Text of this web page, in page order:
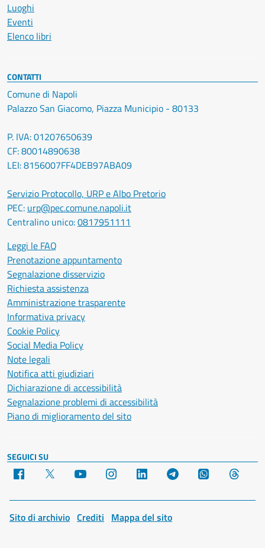
Luoghi
Eventi
Elenco libri
CONTATTI
Comune di Napoli
Palazzo San Giacomo, Piazza Municipio - 80133
P. IVA: 01207650639
CF: 80014890638
LEI: 8156007FF4DEB97ABA09
Servizio Protocollo, URP e Albo Pretorio
PEC: urp@pec.comune.napoli.it
Centralino unico:0817951111
Leggi le FAQ
Prenotazione appuntamento
Segnalazione disservizio
Richiesta assistenza
Amministrazione trasparente
Informativa privacy
Cookie Policy
Social Media Policy
Note legali
Notifica atti giudiziari
Dichiarazione di accessibilità
Segnalazione problemi di accessibilità
Piano di miglioramento del sito
SEGUICI SU
Facebook YouTube Instagram LinkedIn Telegram WhatsApp
Sito di archivio Crediti Mappa del sito